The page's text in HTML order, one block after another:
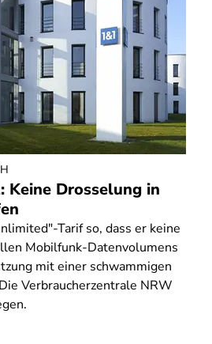
Keine Drosselung in
Tarif so, dass er keine
Mobilfunk-Datenvolumens
mit einer schwammigen
Verbraucherzentrale NRW